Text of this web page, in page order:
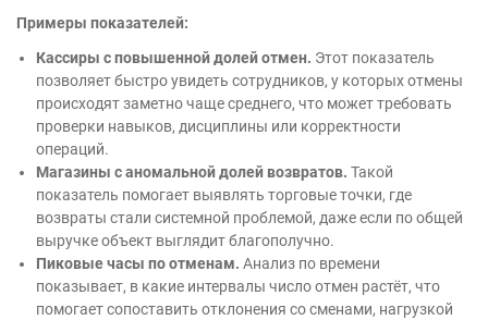
Примеры показателей:
Кассиры с повышенной долей отмен. Этот показатель
позволяет быстро увидеть сотрудников, у которых отмены
происходят заметно чаще среднего, что может требовать
проверки навыков, дисциплины или корректности
операций.
Магазины с аномальной долей возвратов. Такой
показатель помогает выявлять торговые точки, где
возвраты стали системной проблемой, даже если по общей
выручке объект выглядит благополучно.
Пиковые часы по отменам. Анализ по времени
показывает, в какие интервалы число отмен растёт, что
помогает сопоставить отклонения со сменами, нагрузкой